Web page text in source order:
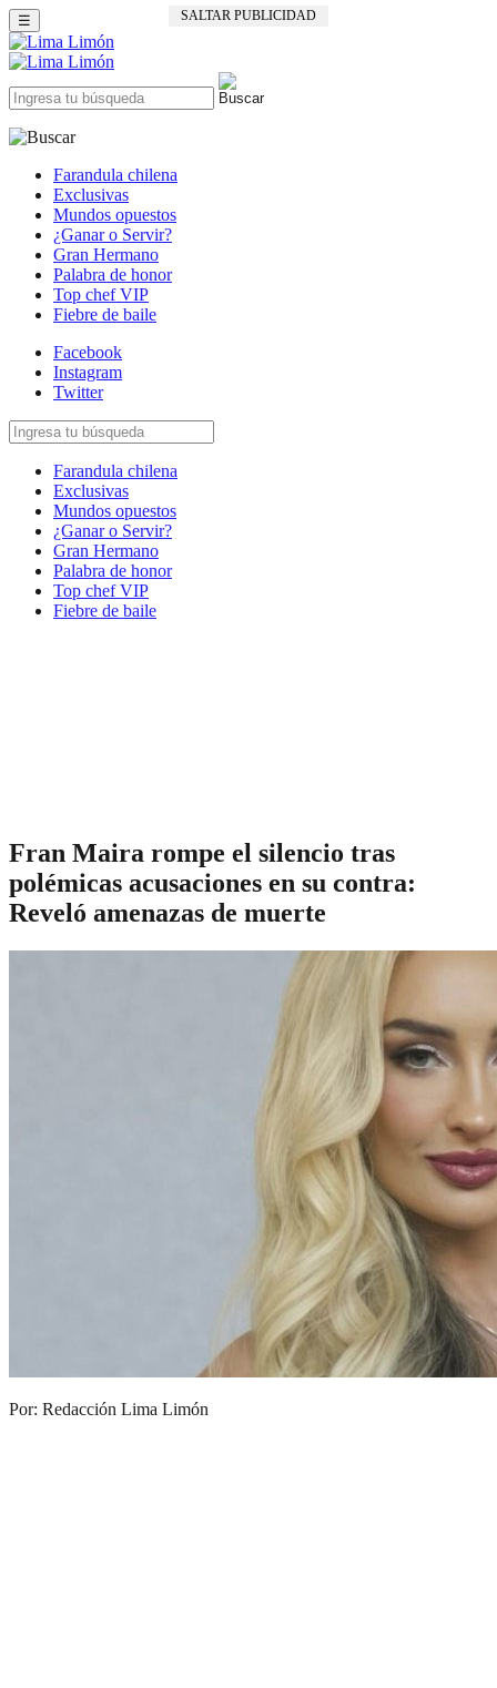
SALTAR PUBLICIDAD
☰
Farandula chilena
Exclusivas
Mundos opuestos
¿Ganar o Servir?
Gran Hermano
Palabra de honor
Top chef VIP
Fiebre de baile
Facebook
Instagram
Twitter
Farandula chilena
Exclusivas
Mundos opuestos
¿Ganar o Servir?
Gran Hermano
Palabra de honor
Top chef VIP
Fiebre de baile
Fran Maira rompe el silencio tras
polémicas acusaciones en su contra:
Reveló amenazas de muerte
Por: Redacción Lima Limón